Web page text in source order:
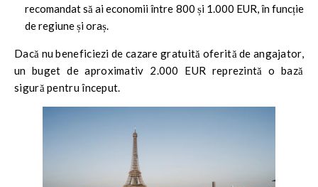
recomandat să ai economii între 800 și 1.000 EUR, în funcție
de regiune și oraș.
Dacă nu beneficiezi de cazare gratuită oferită de angajator,
un buget de aproximativ 2.000 EUR reprezintă o bază
sigură pentru început.